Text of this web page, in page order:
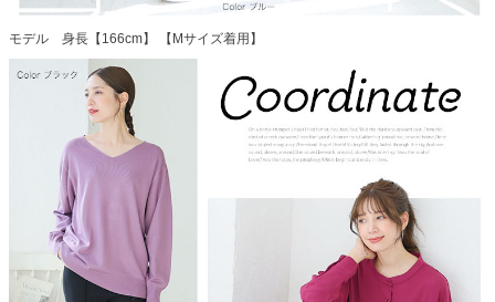
モデル 身長【166cm】 【Mサイズ着用】